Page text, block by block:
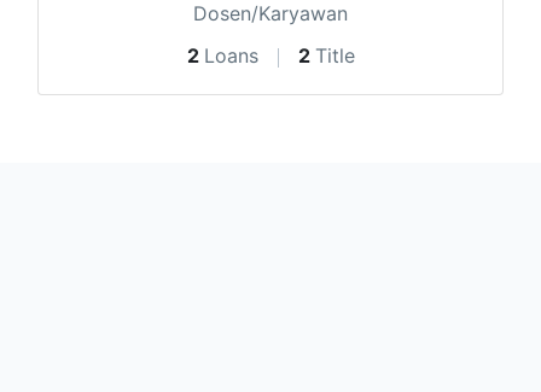
Dosen/Karyawan
2 Loans 2 Title